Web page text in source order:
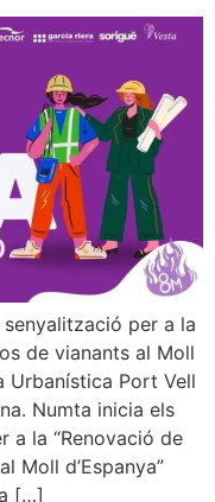
per a la
de vianants al Moll
Urbanística Port Vell
Numta inicia els
a la “Renovació de
Moll d’Espanya”
[…]